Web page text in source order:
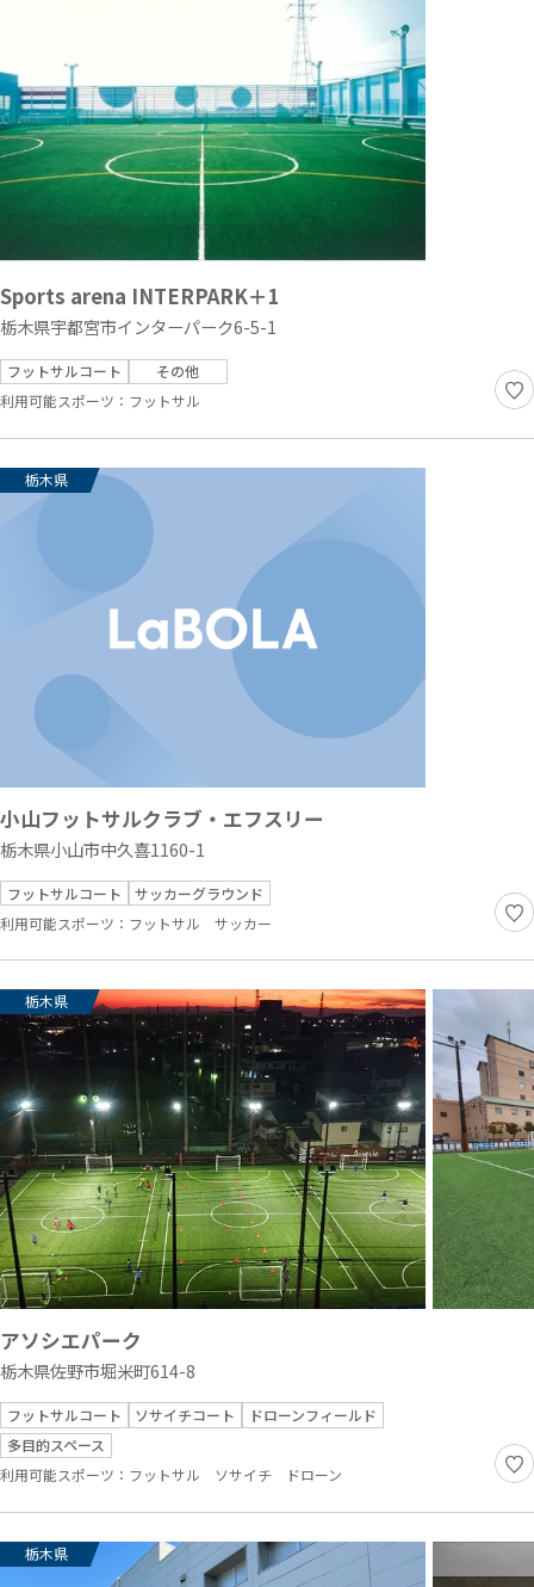
Sports arena INTERPARK＋1
栃木県宇都宮市インターパーク6-5-1
フットサルコート
その他
利用可能スポーツ： フットサル
栃木県
小山フットサルクラブ・エフスリー
栃木県小山市中久喜1160-1
フットサルコート
サッカーグラウンド
利用可能スポーツ： フットサル サッカー
栃木県
アソシエパーク
栃木県佐野市堀米町614-8
フットサルコート ソサイチコート
ドローンフィールド
多目的スペース
利用可能スポーツ： フットサル ソサイチ ドローン
栃木県